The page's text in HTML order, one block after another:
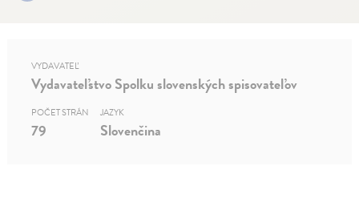
VYDAVATEĽ
Vydavateľstvo Spolku slovenských spisovateľov
POČET STRÁN
79
JAZYK
Slovenčina